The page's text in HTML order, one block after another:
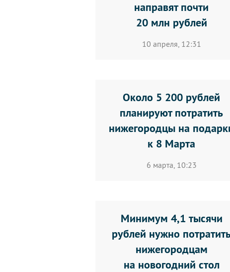
направят почти
20 млн рублей
10 апреля, 12:31
Около 5 200 рублей
планируют потратить
нижегородцы на
к 8 Марта
6 марта, 10:23
Минимум 4,1 тысячи
рублей нужно
нижегородцам
на новогодний стол